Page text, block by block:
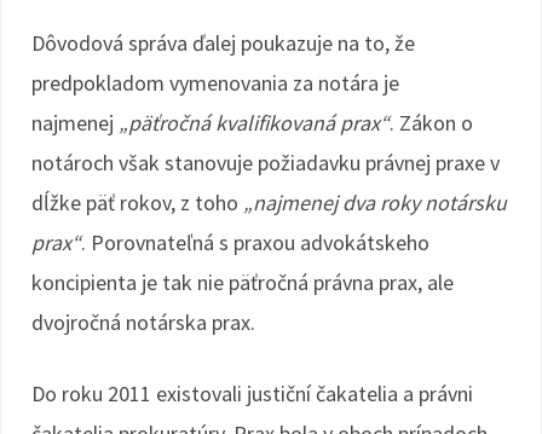
Dôvodová správa ďalej poukazuje na to, že
predpokladom vymenovania za notára je
najmenej „päťročná kvalifikovaná prax“. Zákon o
notároch však stanovuje požiadavku právnej praxe v
dĺžke päť rokov, z toho „najmenej dva roky notársku
prax“. Porovnateľná s praxou advokátskeho
koncipienta je tak nie päťročná právna prax, ale
dvojročná notárska prax.
Do roku 2011 existovali justiční čakatelia a právni